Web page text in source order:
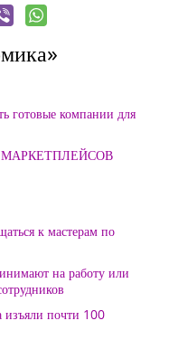
готовые компании для
к мастерам по
на работу или
изъяли почти 100